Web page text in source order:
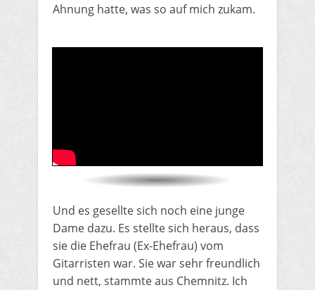
Ahnung hatte, was so auf mich zukam.
​Und es gesellte sich noch eine junge
Dame dazu. Es stellte sich heraus, dass
sie die Ehefrau (Ex-Ehefrau) vom
Gitarristen war. Sie war sehr freundlich
und nett, stammte aus Chemnitz. Ich